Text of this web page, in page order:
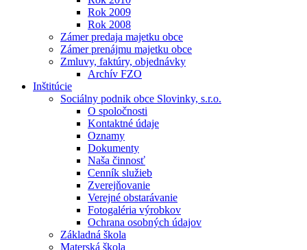
Rok 2009
Rok 2008
Zámer predaja majetku obce
Zámer prenájmu majetku obce
Zmluvy, faktúry, objednávky
Archív FZO
Inštitúcie
Sociálny podnik obce Slovinky, s.r.o.
O spoločnosti
Kontaktné údaje
Oznamy
Dokumenty
Naša činnosť
Cenník služieb
Zverejňovanie
Verejné obstarávanie
Fotogaléria výrobkov
Ochrana osobných údajov
Základná škola
Materská škola